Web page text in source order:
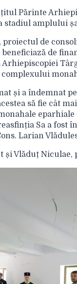
Părinte
stadiul amplului
de
de
și a îndemnat
să fie cât
Sa a fost
Larian
și Vlăduț